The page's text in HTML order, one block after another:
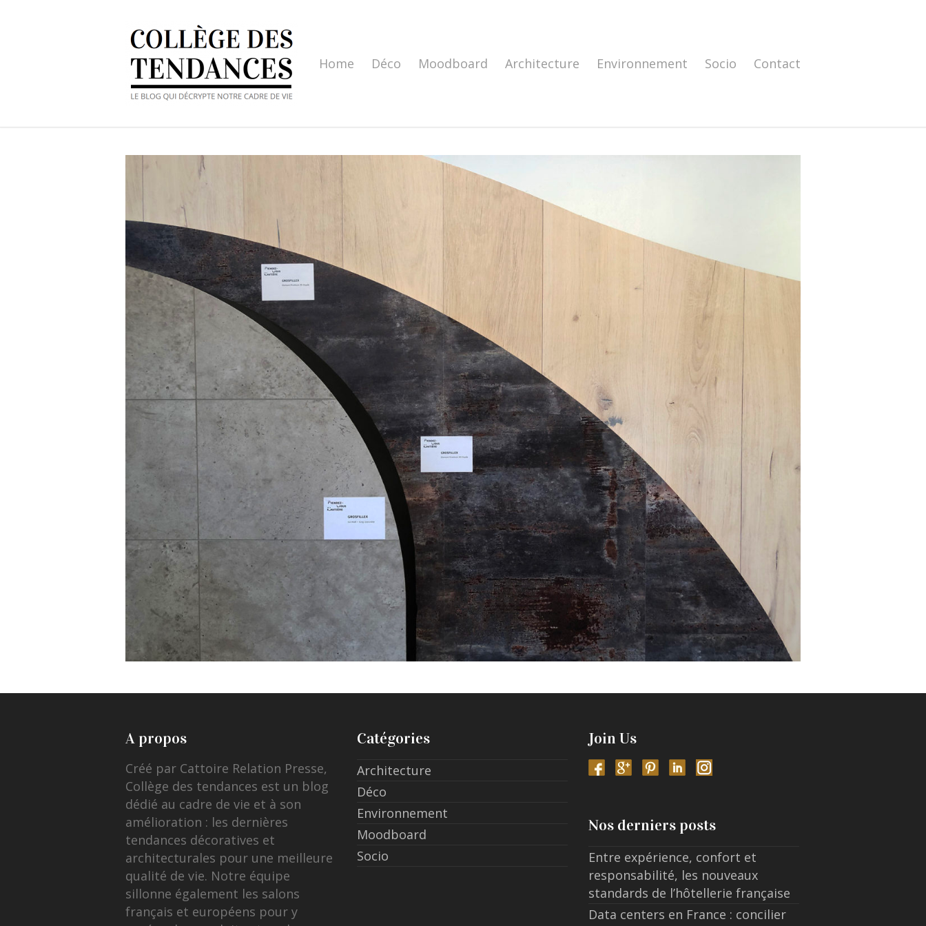
Home Déco Moodboard Architecture Environnement Socio Contact
A propos
Créé par Cattoire Relation Presse,
Collège des tendances est un blog
dédié au cadre de vie et à son
amélioration : les dernières
tendances décoratives et
architecturales pour une meilleure
qualité de vie. Notre équipe
sillonne également les salons
français et européens pour y
Catégories
Architecture
Déco
Environnement
Moodboard
Socio
Join Us
Nos derniers posts
Entre expérience, confort et
responsabilité, les nouveaux
standards de l’hôtellerie française
Data centers en France : concilier